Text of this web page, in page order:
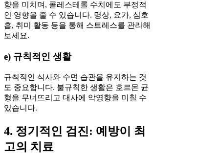
향을 미치며, 콜레스테롤 수치에도 부정적
인 영향을 줄 수 있습니다. 명상, 요가, 심호
흡, 취미 활동 등을 통해 스트레스를 관리해
보세요.
e) 규칙적인 생활
규칙적인 식사와 수면 습관을 유지하는 것
도 중요합니다. 불규칙한 생활은 호르몬 균
형을 무너뜨리고 대사에 악영향을 미칠 수
있습니다.
4. 정기적인 검진: 예방이 최
고의 치료